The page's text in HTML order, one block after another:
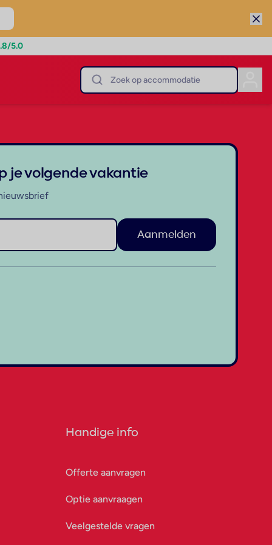
/5.0
je volgende vakantie
Aanmelden
Handige info
Offerte aanvragen
Optie aanvraagen
Veelgestelde vragen